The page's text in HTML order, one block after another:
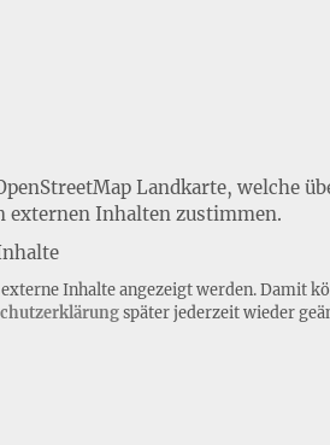
Landkarte, welche
externen Inhalten zustimmen.
Inhalte angezeigt werden. Damit
später jederzeit wieder